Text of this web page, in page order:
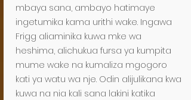
mbaya sana, ambayo hatimaye
ingetumika kama urithi wake. Ingawa
Frigg aliaminika kuwa mke wa
heshima, alichukua fursa ya kumpita
mume wake na kumaliza mgogoro
kati ya watu wa nje. Odin alijulikana kwa
kuwa na nia kali sana lakini katika